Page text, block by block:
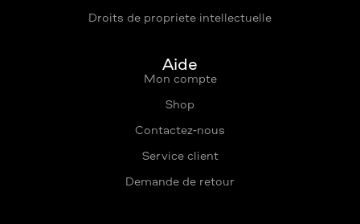
Droits de propriété intellectuelle
Aide
Mon compte
Shop
Contactez-nous
Service client
Demande de retour